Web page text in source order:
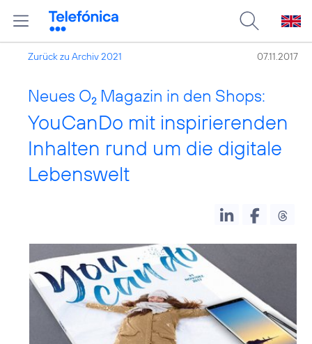
Zurück zu Archiv 2021 07.11.2017
Neues O2 Magazin in den Shops:
YouCanDo mit inspirierenden
Inhalten rund um die digitale
Lebenswelt